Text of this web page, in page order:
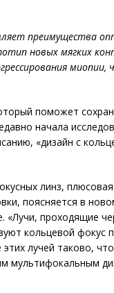
преимущества
новых мягких
миопии,
поможет
начала
«дизайн с
линз, плюсовая
поясняется в
«Лучи, проходящие
кольцевой фокус
лучей таково,
мультифокальным